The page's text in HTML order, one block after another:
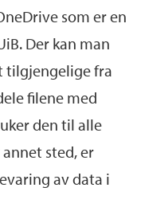
som er en
Der kan man
tilgjengelige fra
filene med
den til alle
sted, er
av data i